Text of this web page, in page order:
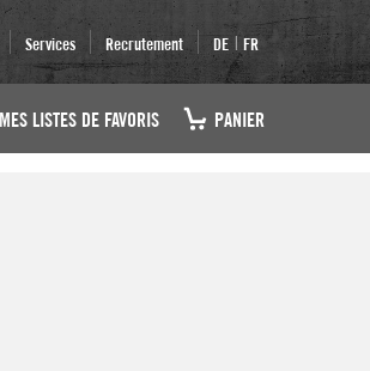
Services Recrutement DE | FR
MES LISTES DE FAVORIS PANIER